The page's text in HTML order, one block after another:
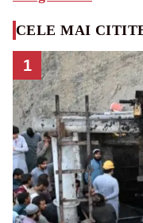
CELE MAI
1